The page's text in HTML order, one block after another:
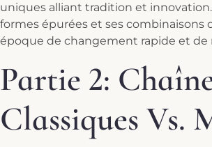
uniques alliant tradition et
formes épurées et ses
époque de changement rapide et de
Partie 2:
Classiques Vs.